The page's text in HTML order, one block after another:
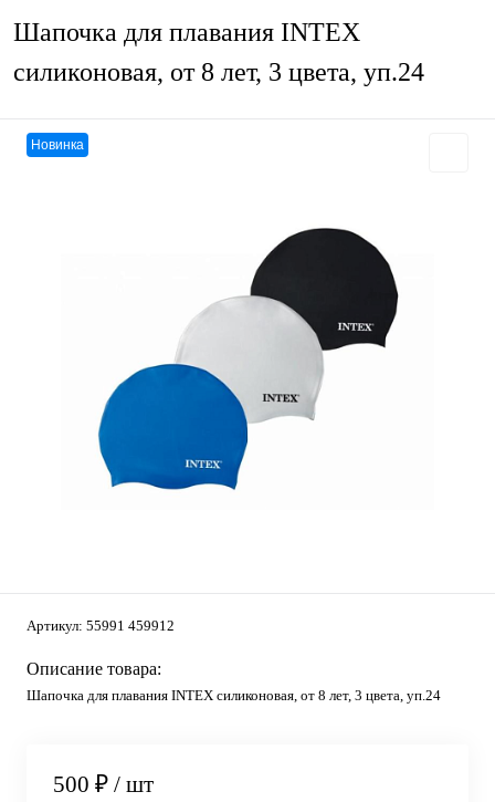
Шапочка для плавания INTEX
силиконовая, от 8 лет, 3 цвета, уп.24
Новинка
Артикул: 55991 459912
Описание товара:
Шапочка для плавания INTEX силиконовая, от 8 лет, 3 цвета, уп.24
500 ₽ / шт